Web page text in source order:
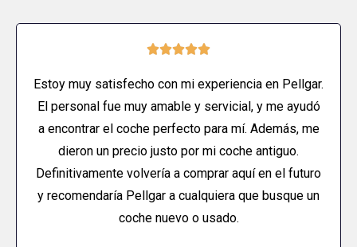

Estoy muy satisfecho con mi experiencia en Pellgar.
El personal fue muy amable y servicial, y me ayudó
a encontrar el coche perfecto para mí. Además, me
dieron un precio justo por mi coche antiguo.
Definitivamente volvería a comprar aquí en el futuro
y recomendaría Pellgar a cualquiera que busque un
coche nuevo o usado.